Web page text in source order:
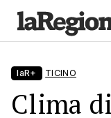
laR+ TICINO
Clima